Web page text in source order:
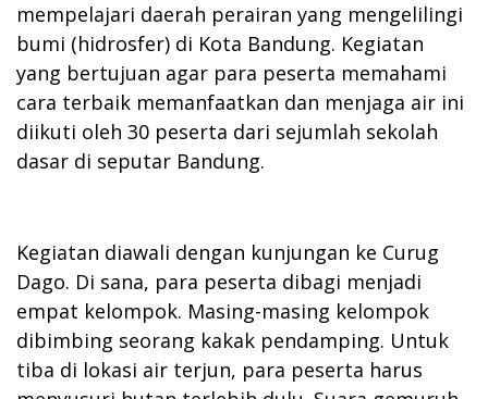
mempelajari daerah perairan yang mengelilingi
bumi (hidrosfer) di Kota Bandung. Kegiatan
yang bertujuan agar para peserta memahami
cara terbaik memanfaatkan dan menjaga air ini
diikuti oleh 30 peserta dari sejumlah sekolah
dasar di seputar Bandung.
Kegiatan diawali dengan kunjungan ke Curug
Dago. Di sana, para peserta dibagi menjadi
empat kelompok. Masing-masing kelompok
dibimbing seorang kakak pendamping. Untuk
tiba di lokasi air terjun, para peserta harus